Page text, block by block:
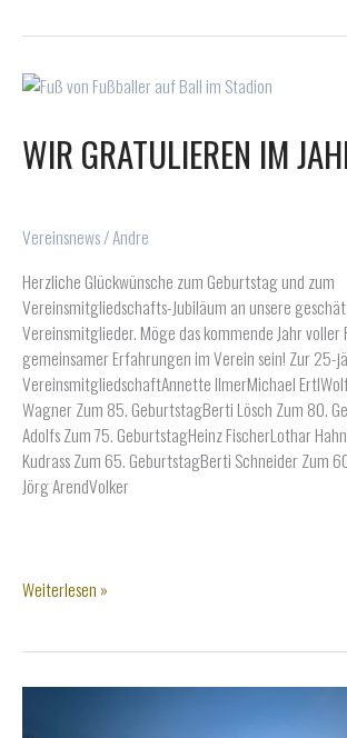
WIR GRATULIEREN IM
Vereinsnews/Andre
Herzliche Glückwünsche zum Geburtstag und zum
Vereinsmitgliedschafts-Jubiläum an unsere
Vereinsmitglieder. Möge das kommende Jahr voller
gemeinsamer Erfahrungen im Verein sein! Zur 25-
VereinsmitgliedschaftAnnette IlmerMichael
Wagner Zum 85. GeburtstagBerti Lösch Zum 80.
Adolfs Zum 75. GeburtstagHeinz FischerLothar
Kudrass Zum 65. GeburtstagBerti Schneider Zum
Jörg ArendVolker
Wir
2024!
Weiterlesen »